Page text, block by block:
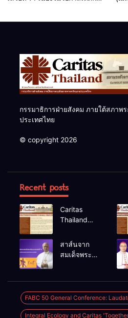
กรรมาธิการฝ่ายสังคม ภายใต้สภาพ
ประเทศไทย
© copyright 2026
Recent posts
Caritas
Thailand
(January –
March 2026)
สาส์นจาก
สมเด็จพระ
โอกาส
เทศกาลมหา
FABC 50 General Conference:
Integral Ecology and Caritas